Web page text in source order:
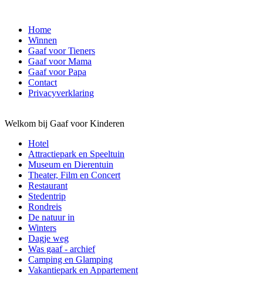
Home
Winnen
Gaaf voor Tieners
Gaaf voor Mama
Gaaf voor Papa
Contact
Privacyverklaring
Welkom bij Gaaf voor Kinderen
Hotel
Attractiepark en Speeltuin
Museum en Dierentuin
Theater, Film en Concert
Restaurant
Stedentrip
Rondreis
De natuur in
Winters
Dagje weg
Was gaaf - archief
Camping en Glamping
Vakantiepark en Appartement